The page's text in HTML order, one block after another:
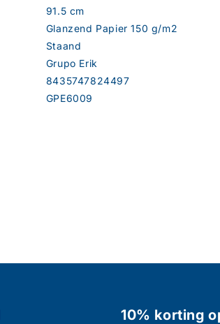
91.5 cm
Glanzend Papier 150 g/m2
Staand
Grupo Erik
8435747824497
GPE6009
10% korting